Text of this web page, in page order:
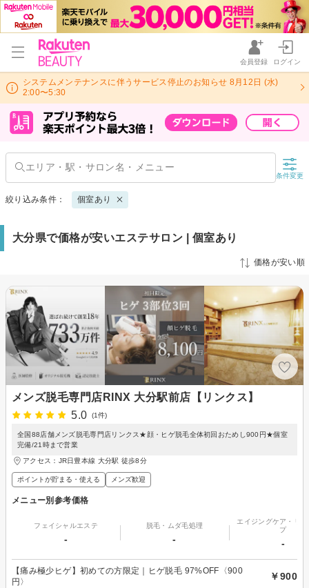
会員登録 ログイン
システムメンテナンスに伴うサービス停止のお知らせ 8月12日 (水)
2:00〜5:30
条件変更
絞り込み条件： 個室あり
大分県で価格が安いエステサロン | 個室あり
価格が安い順
メンズ脱毛専門店RINX 大分駅前店【リンクス】
5.0
(1件)
全国88店舗メンズ脱毛専門店リンクス★顔・ヒゲ脱毛全体初回おためし900円★個室
完備/21時まで営業
アクセス：JR日豊本線 大分駅 徒歩8分
ポイントが貯まる・使える メンズ歓迎
メニュー別参考価格
フェイシャルエステ
-
脱毛・ムダ毛処理
-
エイジングケア・リ
プ
-
【痛み極少ヒゲ】初めての方限定｜ヒゲ脱毛 97%OFF〈900
円〉
￥900